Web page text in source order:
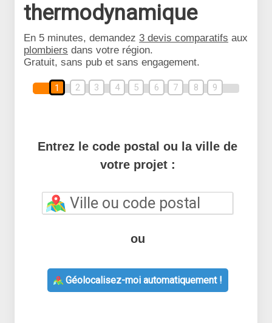
thermodynamique
En 5 minutes, demandez 3 devis comparatifs aux
plombiers dans votre région.
Gratuit, sans pub et sans engagement.
1 2 3 4 5 6 7 8 9
Entrez le code postal ou la ville de
votre projet :
ou
Géolocalisez-moi automatiquement !